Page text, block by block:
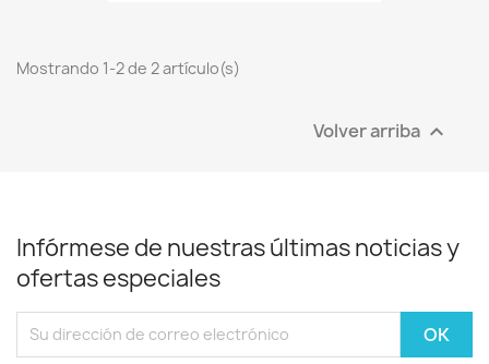
Mostrando 1-2 de 2 artículo(s)
Volver arriba 
Infórmese de nuestras últimas noticias y
ofertas especiales